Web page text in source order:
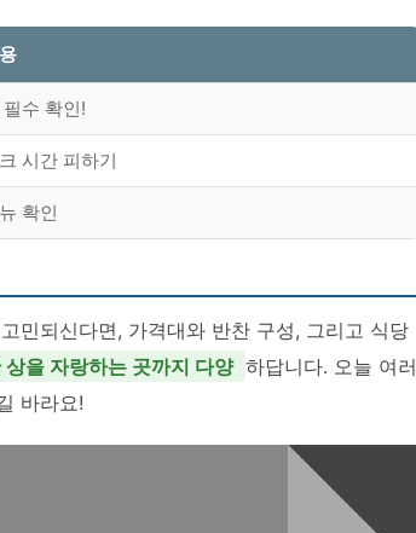
수 확인!
시간 피하기
확인
민되신다면, 가격대와 반찬 구성, 그리고 식당
을 자랑하는 곳까지 다양 하답니다. 오늘 여러
바라요!